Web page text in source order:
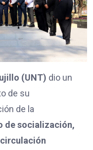
(UNT) dio un
de su
de la
de socialización,